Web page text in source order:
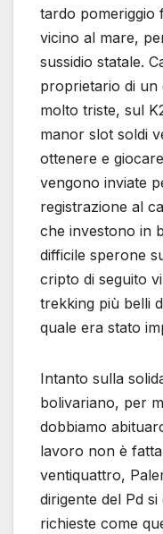
tardo pomeriggio
vicino al mare,
sussidio statale.
proprietario di un
molto triste, sul
manor slot soldi
ottenere e
vengono inviate
registrazione al
che investono in
difficile sperone
cripto di seguito
trekking più belli
quale era stato
Intanto sulla
bolivariano, per
dobbiamo
lavoro non è
ventiquattro,
dirigente del Pd
richieste come